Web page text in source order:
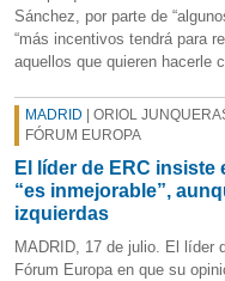
Sánchez, por parte de
“más incentivos tendrá para
aquellos que quieren hacerle
MADRID | ORIOL
FÓRUM EUROPA
El líder de ERC
“es inmejorable”,
izquierdas
MADRID, 17 de julio. El líder
Fórum Europa en que su